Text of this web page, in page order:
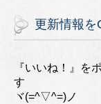
更新情報を
『いいね！』を
す
ヾ(=^▽^=)ノ